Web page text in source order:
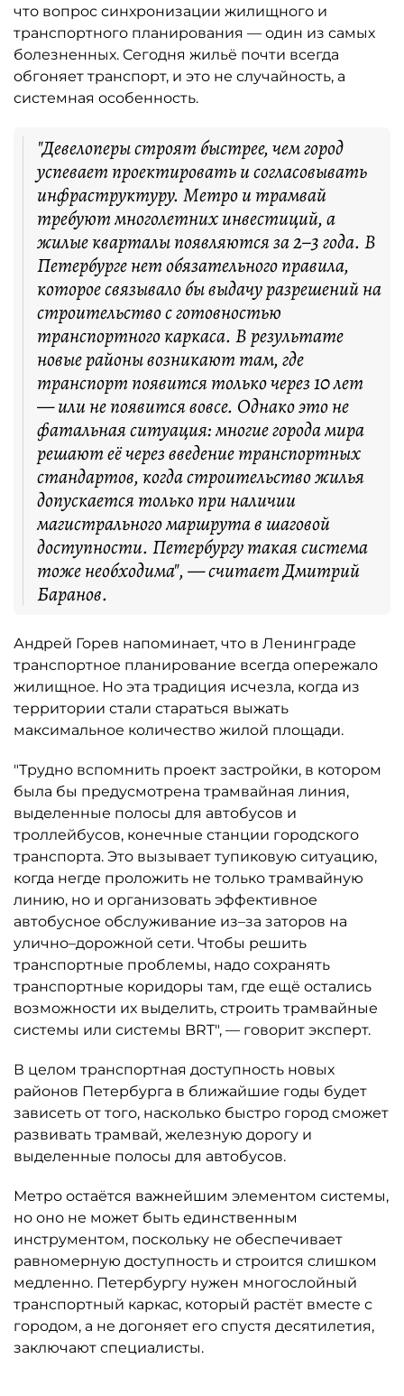
что вопрос синхронизации жилищного и
транспортного планирования — один из самых
болезненных. Сегодня жильё почти всегда
обгоняет транспорт, и это не случайность, а
системная особенность.
"Девелоперы строят быстрее, чем город
успевает проектировать и согласовывать
инфраструктуру. Метро и трамвай
требуют многолетних инвестиций, а
жилые кварталы появляются за 2–3 года. В
Петербурге нет обязательного правила,
которое связывало бы выдачу разрешений на
строительство с готовностью
транспортного каркаса. В результате
новые районы возникают там, где
транспорт появится только через 10 лет
— или не появится вовсе. Однако это не
фатальная ситуация: многие города мира
решают её через введение транспортных
стандартов, когда строительство жилья
допускается только при наличии
магистрального маршрута в шаговой
доступности. Петербургу такая система
тоже необходима", — считает Дмитрий
Баранов.
Андрей Горев напоминает, что в Ленинграде
транспортное планирование всегда опережало
жилищное. Но эта традиция исчезла, когда из
территории стали стараться выжать
максимальное количество жилой площади.
"Трудно вспомнить проект застройки, в котором
была бы предусмотрена трамвайная линия,
выделенные полосы для автобусов и
троллейбусов, конечные станции городского
транспорта. Это вызывает тупиковую ситуацию,
когда негде проложить не только трамвайную
линию, но и организовать эффективное
автобусное обслуживание из–за заторов на
улично–дорожной сети. Чтобы решить
транспортные проблемы, надо сохранять
транспортные коридоры там, где ещё остались
возможности их выделить, строить трамвайные
системы или системы BRT", — говорит эксперт.
В целом транспортная доступность новых
районов Петербурга в ближайшие годы будет
зависеть от того, насколько быстро город сможет
развивать трамвай, железную дорогу и
выделенные полосы для автобусов.
Метро остаётся важнейшим элементом системы,
но оно не может быть единственным
инструментом, поскольку не обеспечивает
равномерную доступность и строится слишком
медленно. Петербургу нужен многослойный
транспортный каркас, который растёт вместе с
городом, а не догоняет его спустя десятилетия,
заключают специалисты.